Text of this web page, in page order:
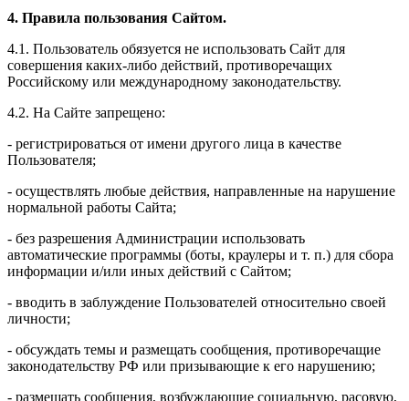
4. Правила пользования Сайтом.
4.1. Пользователь обязуется не использовать Сайт для
совершения каких-либо действий, противоречащих
Российскому или международному законодательству.
4.2. На Сайте запрещено:
- регистрироваться от имени другого лица в качестве
Пользователя;
- осуществлять любые действия, направленные на нарушение
нормальной работы Сайта;
- без разрешения Администрации использовать
автоматические программы (боты, краулеры и т. п.) для сбора
информации и/или иных действий с Сайтом;
- вводить в заблуждение Пользователей относительно своей
личности;
- обсуждать темы и размещать сообщения, противоречащие
законодательству РФ или призывающие к его нарушению;
- размещать сообщения, возбуждающие социальную, расовую,